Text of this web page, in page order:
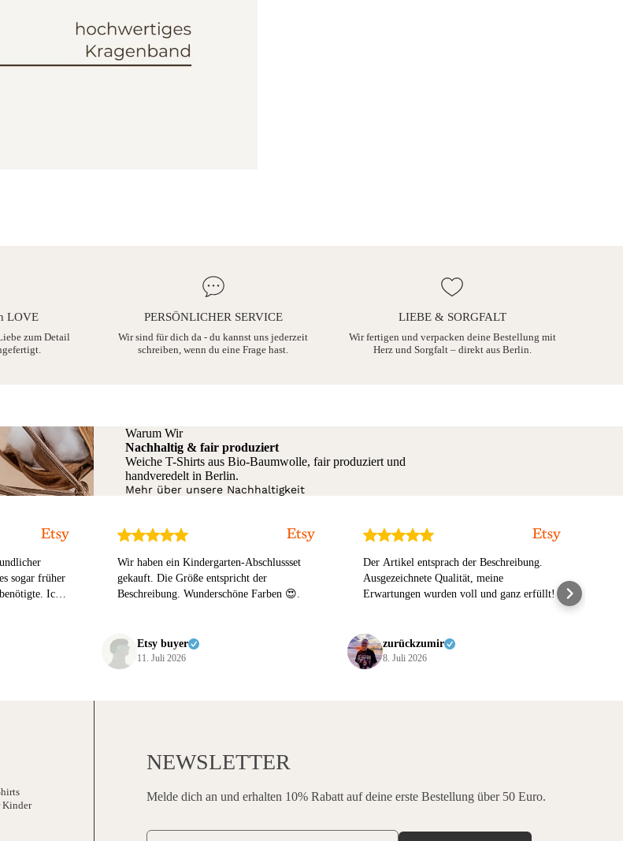
LOVE
zum Detail
PERSÖNLICHER SERVICE
Wir sind für dich da - du kannst uns jederzeit
schreiben, wenn du eine Frage hast.
LIEBE & SORGFALT
Wir fertigen und verpacken deine Bestellung mit
Herz und Sorgfalt – direkt aus Berlin.
Warum Wir
Nachhaltig & fair produziert
Weiche T-Shirts aus Bio-Baumwolle, fair produziert und
handveredelt in Berlin.
Mehr über unsere Nachhaltigkeit
sogar früher
Ich
Vielen
Wir haben ein Kindergarten-Abschlussset
gekauft. Die Größe entspricht der
Beschreibung. Wunderschöne Farben 😍.
Etsy buyer
11. Juli 2026
Der Artikel entsprach der Beschreibung.
Ausgezeichnete Qualität, meine
Erwartungen wurden voll und ganz erfüllt!
zurückzumir
8. Juli 2026
Kinder
NEWSLETTER
Melde dich an und erhalten 10% Rabatt auf deine erste Bestellung über 50 Euro.